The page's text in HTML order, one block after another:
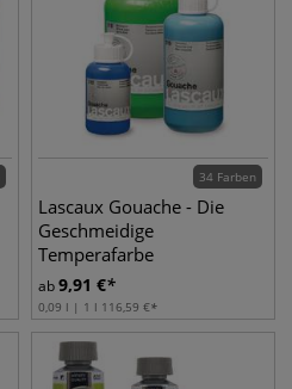
34 Farben
Lascaux Gouache - Die
Geschmeidige
Temperafarbe
ab9,91 €
0,09 l | 1 l 116,59 €